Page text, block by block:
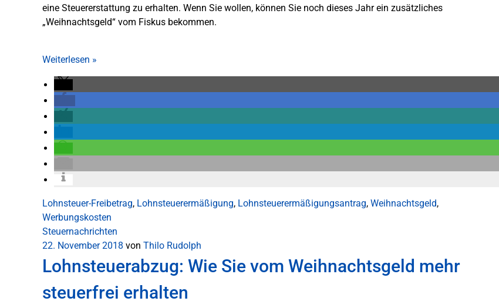
eine Steuererstattung zu erhalten. Wenn Sie wollen, können Sie noch dieses Jahr ein zusätzliches
„Weihnachtsgeld“ vom Fiskus bekommen.
Weiterlesen »
Lohnsteuer-Freibetrag, Lohnsteuerermäßigung, Lohnsteuerermäßigungsantrag, Weihnachtsgeld,
Werbungskosten
Steuernachrichten
22. November 2018 von Thilo Rudolph
Lohnsteuerabzug: Wie Sie vom Weihnachtsgeld mehr
steuerfrei erhalten